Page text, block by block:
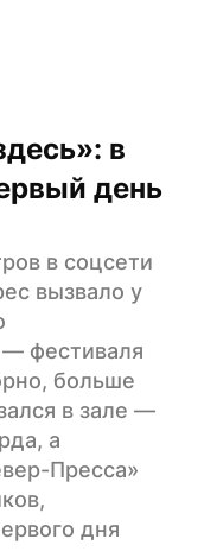
в
день
в соцсети
вызвало у
— фестиваля
больше
в зале —
а
Пресса»
дня